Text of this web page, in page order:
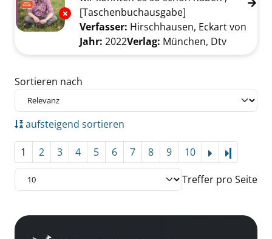
Exemplar-Details von Mensch, Erde! anzeigen
[Taschenbuchausgabe]
Verfasser: Hirschhausen, Eckart von
Jahr: 2022Verlag: München, Dtv
Zu den Suchfiltern springen
Sortieren nach
aufsteigend sortieren
1 2 3 4 5 6 7 8 9 10
Treffer pro Seite